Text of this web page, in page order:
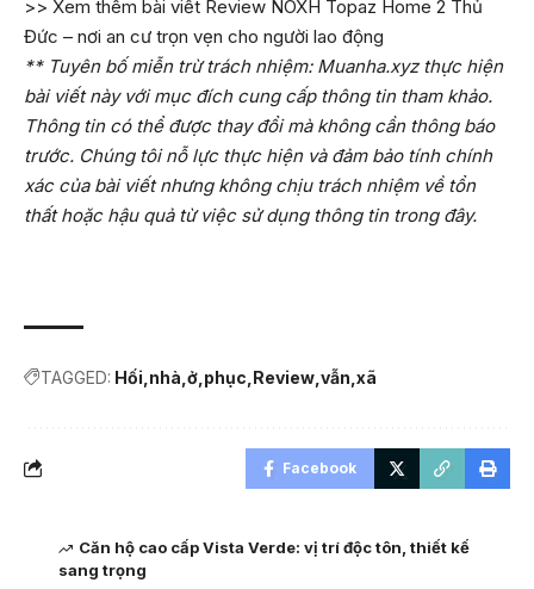
>> Xem thêm bài viết Review NOXH Topaz Home 2 Thủ
Đức – nơi an cư trọn vẹn cho người lao động
** Tuyên bố miễn trừ trách nhiệm: Muanha.xyz thực hiện
bài viết này với mục đích cung cấp thông tin tham khảo.
Thông tin có thể được thay đổi mà không cần thông báo
trước. Chúng tôi nỗ lực thực hiện và đảm bảo tính chính
xác của bài viết nhưng không chịu trách nhiệm về tổn
thất hoặc hậu quả từ việc sử dụng thông tin trong đây.
TAGGED: Hối nhà ở phục Review vẫn xã
Facebook
Căn hộ cao cấp Vista Verde: vị trí độc tôn, thiết kế
sang trọng